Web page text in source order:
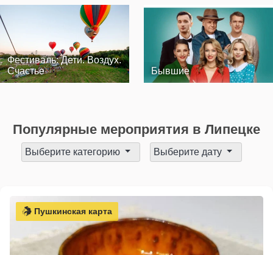
Фестиваль: Дети. Воздух.
Счастье
Бывшие
Популярные мероприятия в Липецке
Выберите категорию Выберите дату
Пушкинская карта